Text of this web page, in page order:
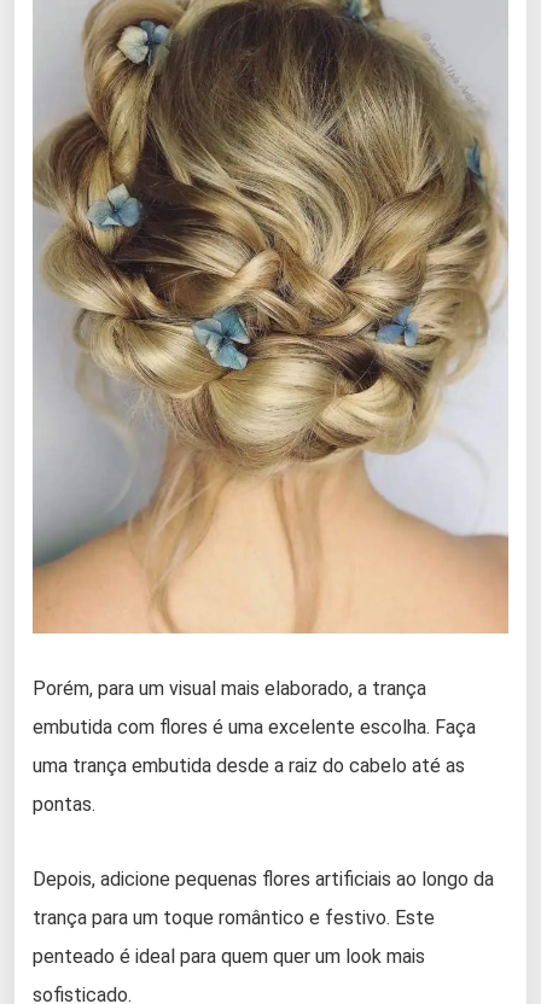
Porém, para um visual mais elaborado, a trança
embutida com flores é uma excelente escolha. Faça
uma trança embutida desde a raiz do cabelo até as
pontas.
Depois, adicione pequenas flores artificiais ao longo da
trança para um toque romântico e festivo. Este
penteado é ideal para quem quer um look mais
sofisticado.